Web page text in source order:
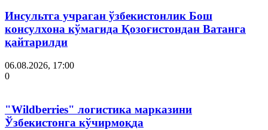
Инсультга учраган ўзбекистонлик Бош
консулхона кўмагида Қозоғистондан Ватанга
қайтарилди
06.08.2026, 17:00
0
"Wildberries" логистика марказини
Ўзбекистонга кўчирмоқда